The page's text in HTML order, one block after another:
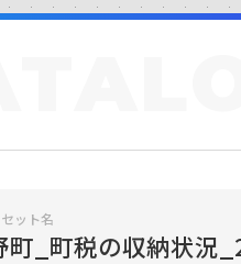
ット名
町_町税の収納状況